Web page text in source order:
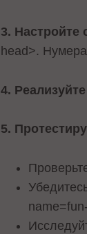
3. Настройте
head>.
4.
5.